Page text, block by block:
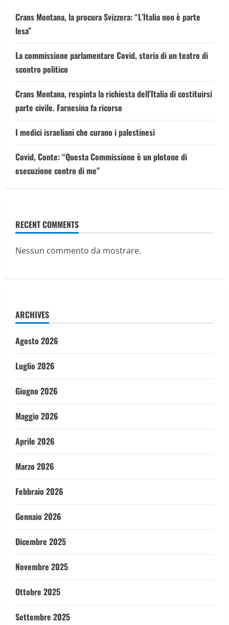
Crans Montana, la procura Svizzera: “L’Italia non è parte
lesa”
La commissione parlamentare Covid, storia di un teatro di
scontro politico
Crans Montana, respinta la richiesta dell’Italia di costituirsi
parte civile. Farnesina fa ricorso
I medici israeliani che curano i palestinesi
Covid, Conte: “Questa Commissione è un plotone di
esecuzione contro di me”
RECENT COMMENTS
Nessun commento da mostrare.
ARCHIVES
Agosto 2026
Luglio 2026
Giugno 2026
Maggio 2026
Aprile 2026
Marzo 2026
Febbraio 2026
Gennaio 2026
Dicembre 2025
Novembre 2025
Ottobre 2025
Settembre 2025